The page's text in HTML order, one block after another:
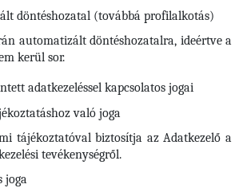
döntéshozatal (továbbá profilalkotás)
automatizált döntéshozatalra, ideértve a
kerül sor.
adatkezeléssel kapcsolatos jogai
való joga
tájékoztatóval biztosítja az Adatkezelő a
tevékenységről.
joga